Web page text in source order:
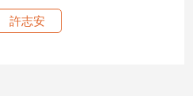
許志安